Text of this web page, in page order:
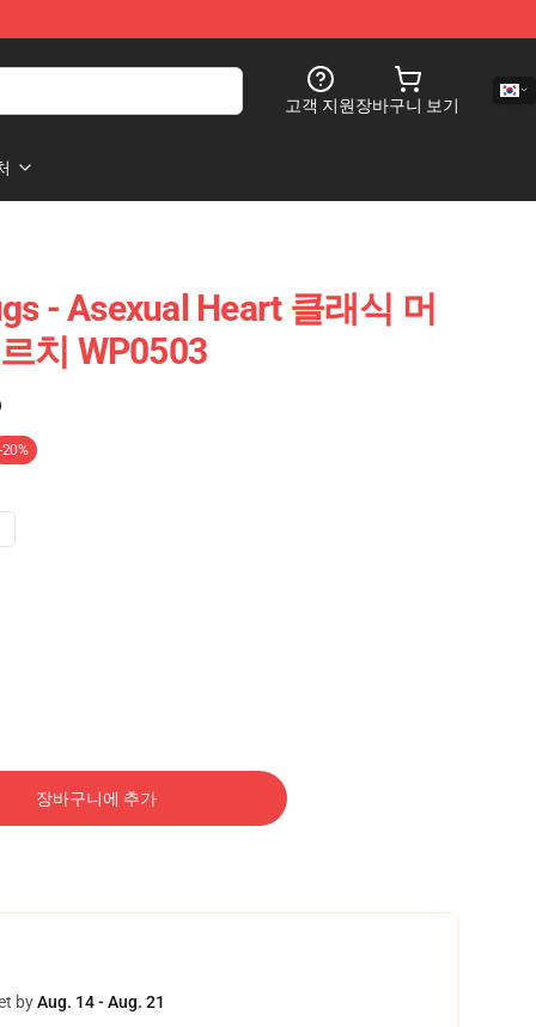
고객 지원장바구니 보기
- Asexual Heart 클래식 머
치 WP0503
-20%
장바구니에 추가
byAug. 14 - Aug. 21